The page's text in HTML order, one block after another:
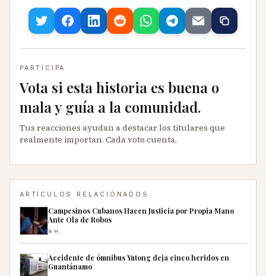
PARTICIPA
Vota si esta historia es buena o
mala y guía a la comunidad.
Tus reacciones ayudan a destacar los titulares que
realmente importan. Cada voto cuenta.
ARTÍCULOS RELACIONADOS
Campesinos Cubanos Hacen Justicia por Propia Mano
Ante Ola de Robos
8H
Accidente de ómnibus Yutong deja cinco heridos en
Guantánamo